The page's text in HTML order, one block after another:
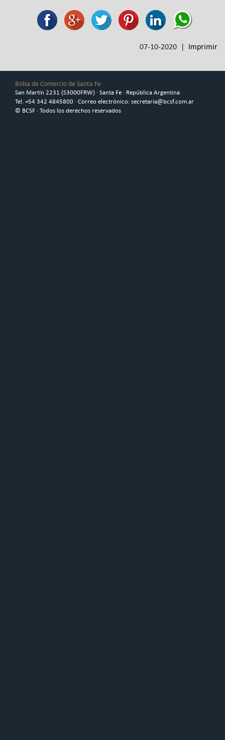
07-10-2020 | Imprimir
Bolsa de Comercio de Santa Fe
San Martín 2231 (S3000FRW) · Santa Fe · República Argentina
Tel. +54 342 4845800 · Correo electrónico: secretaria@bcsf.com.ar
© BCSF · Todos los derechos reservados